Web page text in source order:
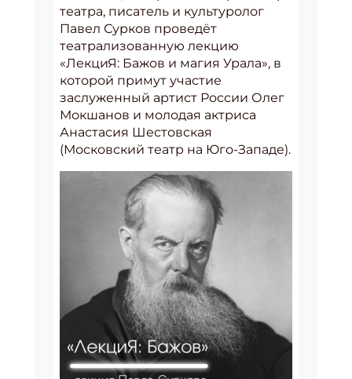
театра, писатель и культуролог
Павел Сурков проведёт
театрализованную лекцию
«ЛекциЯ: Бажов и магия Урала», в
которой примут участие
заслуженный артист России Олег
Мокшанов и молодая актриса
Анастасия Шестовская
(Московский театр на Юго-Западе).